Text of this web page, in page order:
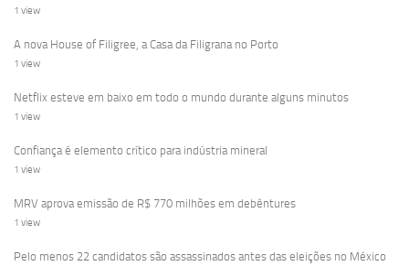
1 view
A nova House of Filigree, a Casa da Filigrana no Porto
1 view
Netflix esteve em baixo em todo o mundo durante alguns minutos
1 view
Confiança é elemento crítico para indústria mineral
1 view
MRV aprova emissão de R$ 770 milhões em debêntures
1 view
Pelo menos 22 candidatos são assassinados antes das eleições no México